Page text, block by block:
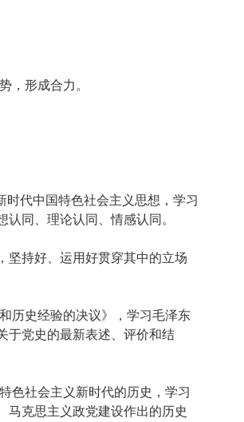
，形成合力。
代中国特色社会主义思想，学习
同、理论认同、情感认同。
持好、运用好贯穿其中的立场
历史经验的决议》，学习毛泽东
于党史的最新表述、评价和结
色社会主义新时代的历史，学习
马克思主义政党建设作出的历史